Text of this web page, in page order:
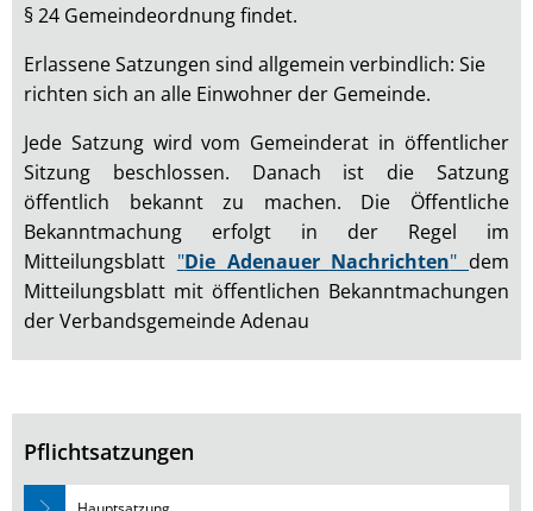
§ 24 Gemeindeordnung findet.
Erlassene Satzungen sind allgemein verbindlich: Sie
richten sich an alle Einwohner der Gemeinde.
Jede Satzung wird vom Gemeinderat in öffentlicher
Sitzung beschlossen. Danach ist die Satzung
öffentlich bekannt zu machen. Die Öffentliche
Bekanntmachung erfolgt in der Regel im
Mitteilungsblatt "Die Adenauer Nachrichten" dem
Mitteilungsblatt mit öffentlichen Bekanntmachungen
der Verbandsgemeinde Adenau
Pflichtsatzungen